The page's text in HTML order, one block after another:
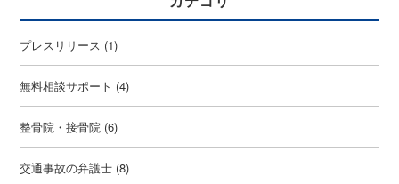
プレスリリース (1)
無料相談サポート (4)
整骨院・接骨院 (6)
交通事故の弁護士 (8)